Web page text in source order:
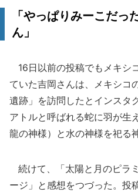
「やっぱりみーこだっ
ん」
16日以前の投稿でもメキシ
ていた吉岡さんは、メキシコ
遺跡」を訪問したとインスタ
アトルと呼ばれる蛇に羽が生
龍の神様）と水の神様を祀る
続けて、「太陽と月のピラ
ージ」と感想をつづった。投